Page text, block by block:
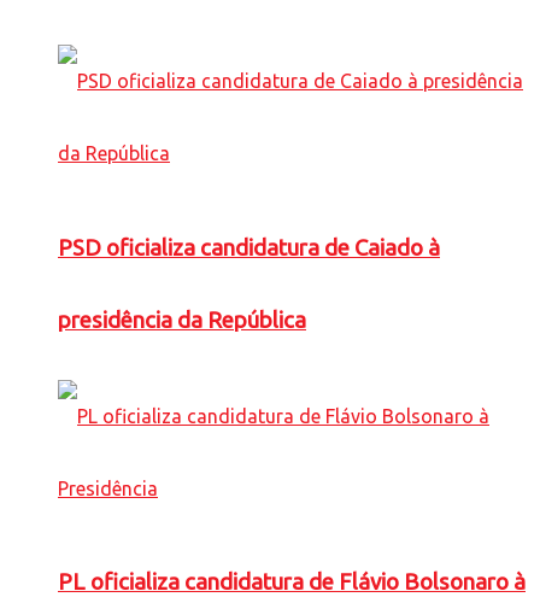
PSD oficializa candidatura de Caiado à
presidência da República
PL oficializa candidatura de Flávio Bolsonaro à